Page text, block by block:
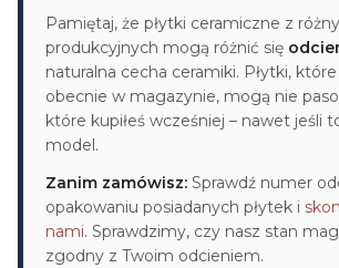
Pamiętaj, że płytki ceramiczne z
produkcyjnych mogą różnić się
naturalna cecha ceramiki. Płytki,
obecnie w magazynie, mogą nie
które kupiłeś wcześniej – nawet jeśli
model.
Zanim zamówisz: Sprawdź numer
opakowaniu posiadanych płytek i
nami. Sprawdzimy, czy nasz stan
zgodny z Twoim odcieniem.